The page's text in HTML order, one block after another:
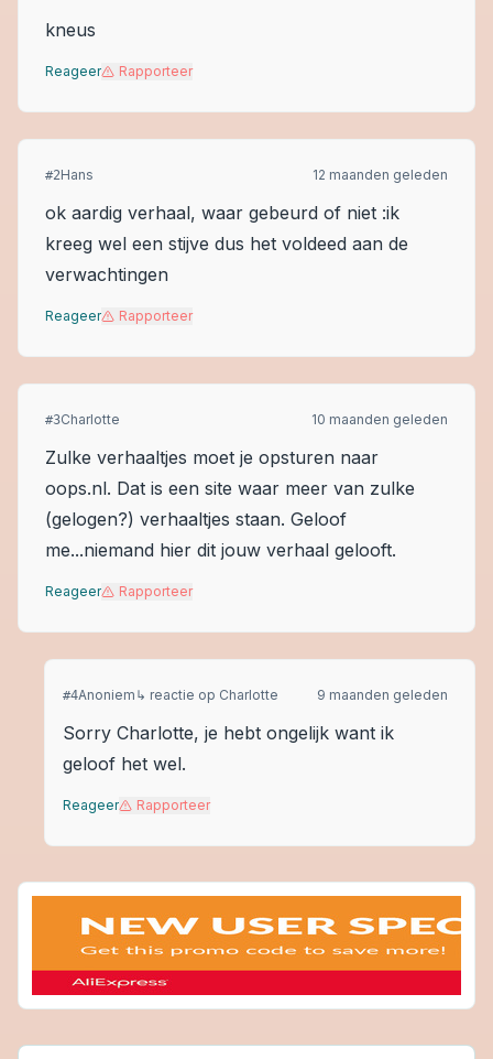
kneus
Reageer Rapporteer
#2Hans 12 maanden geleden
ok aardig verhaal, waar gebeurd of niet :ik
kreeg wel een stijve dus het voldeed aan de
verwachtingen
Reageer Rapporteer
#3Charlotte 10 maanden geleden
Zulke verhaaltjes moet je opsturen naar
oops.nl. Dat is een site waar meer van zulke
(gelogen?) verhaaltjes staan. Geloof
me...niemand hier dit jouw verhaal gelooft.
Reageer Rapporteer
#4Anoniem ↳ reactie op Charlotte 9 maanden geleden
Sorry Charlotte, je hebt ongelijk want ik
geloof het wel.
Reageer Rapporteer